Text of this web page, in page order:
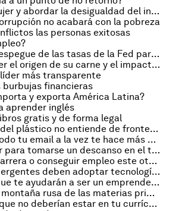
Empoderar a la mujer y abordar la desigualdad del ingreso
no acabará con la pobreza
las personas exitosas
¿Qué significa el despegue de las tasas de la Fed para América Latina?
¿Es posible conocer el origen de su carne y el impacto que tiene en el medio ambiente?
más transparente
burbujas financieras
y exporta América Latina?
aprender inglés
gratis y de forma legal
La contaminación del plástico no entiende de fronteras
Porqué procesar todo tu email a la vez te hace más productivo
¿Qué hora es mejor para tomarse un descanso en el trabajo?
Cómo renovar tu carrera o conseguir empleo este otoño
Las economías emergentes deben adoptar tecnologías disruptivas
8 cursos en línea que te ayudarán a ser un emprendedor exitoso
Cómo gestionar la montaña rusa de las materias primas
Frases y palabras que no deberían estar en tu currículum